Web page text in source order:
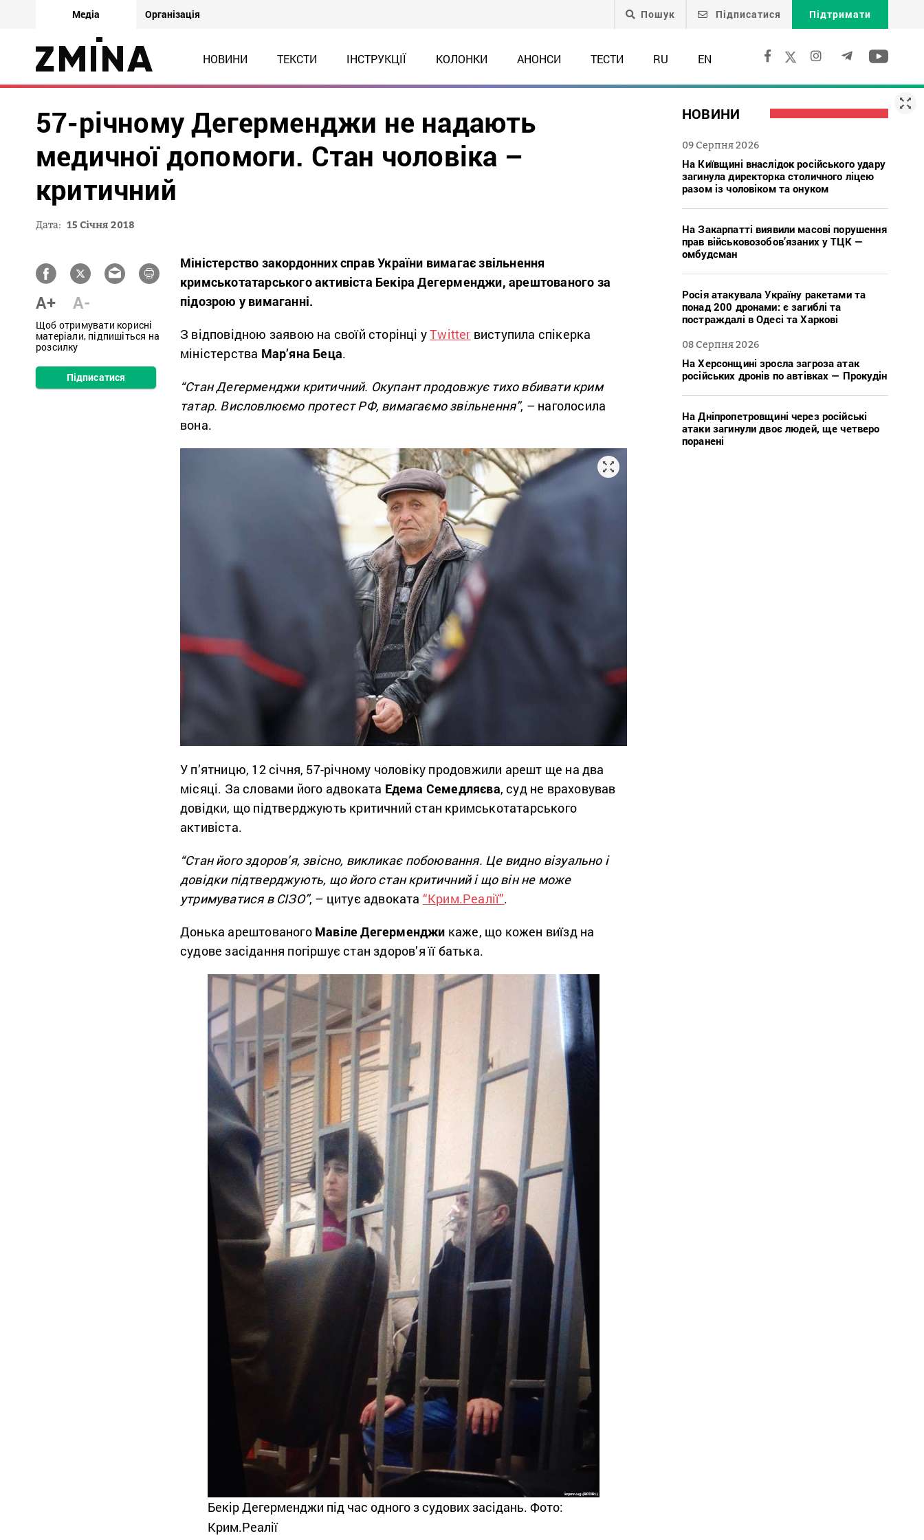
Медіа Організація Пошук Підписатися Підтримати
НОВИНИ ТЕКСТИ ІНСТРУКЦІЇ КОЛОНКИ АНОНСИ ТЕСТИ RU EN
57-річному Дегерменджи не надають
медичної допомоги. Стан чоловіка –
критичний
Дата: 15 Січня 2018
A+ A-
Щоб отримувати корисні
матеріали, підпишіться на
розсилку
Підписатися
Міністерство закордонних справ України вимагає звільнення
кримськотатарського активіста Бекіра Дегерменджи, арештованого за
підозрою у вимаганні.
З відповідною заявою на своїй сторінці уTwitter виступила спікерка
міністерства Мар’яна Беца.
“Стан Дегерменджи критичний. Окупант продовжує тихо вбивати крим
татар. Висловлюємо протест РФ, вимагаємо звільнення”, – наголосила
вона.
У п’ятницю, 12 січня, 57-річному чоловіку продовжили арешт ще на два
місяці. За словами його адвоката Едема Семедляєва, суд не враховував
довідки, що підтверджують критичний стан кримськотатарського
активіста.
“Стан його здоров’я, звісно, викликає побоювання. Це видно візуально і
довідки підтверджують, що його стан критичний і що він не може
утримуватися в СІЗО”, – цитує адвоката “Крим.Реалії”.
Донька арештованого Мавіле Дегерменджи каже, що кожен виїзд на
судове засідання погіршує стан здоров’я її батька.
Бекір Дегерменджи під час одного з судових засідань. Фото:
Крим.Реалії
НОВИНИ
09 Серпня 2026
На Київщині внаслідок російського удару
загинула директорка столичного ліцею
разом із чоловіком та онуком
На Закарпатті виявили масові порушення
прав військовозобов’язаних у ТЦК —
омбудсман
Росія атакувала Україну ракетами та
понад 200 дронами: є загиблі та
постраждалі в Одесі та Харкові
08 Серпня 2026
На Херсонщині зросла загроза атак
російських дронів по автівках — Прокудін
На Дніпропетровщині через російські
атаки загинули двоє людей, ще четверо
поранені